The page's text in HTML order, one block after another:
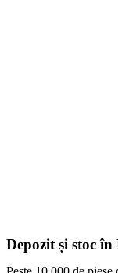
Depozit și stoc